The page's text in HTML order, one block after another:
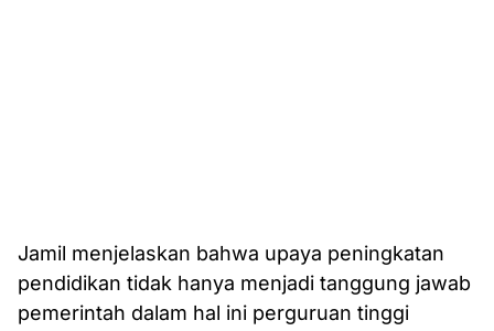
Jamil menjelaskan bahwa upaya peningkatan
pendidikan tidak hanya menjadi tanggung jawab
pemerintah dalam hal ini perguruan tinggi